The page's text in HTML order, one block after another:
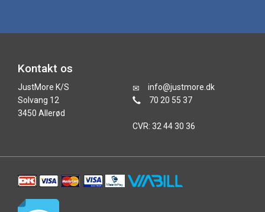
Kontakt os
JustMore K/S
Solvang 12
3450 Allerød
info@justmore.dk
70 20 55 37
CVR: 32 44 30 36